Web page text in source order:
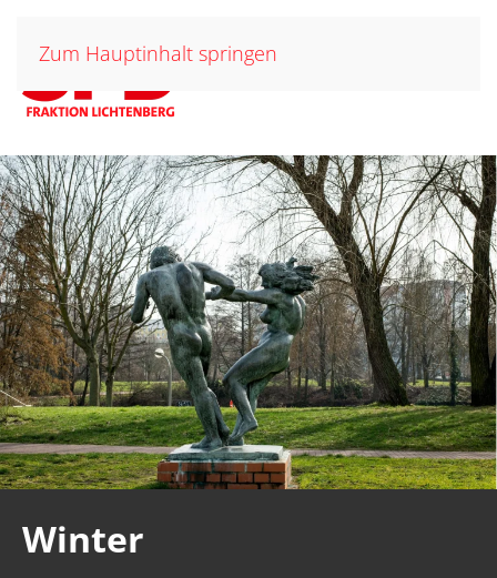
Zum Hauptinhalt springen
Winter